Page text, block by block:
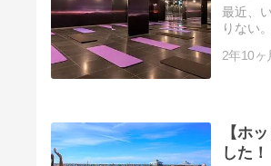
最近、
りない
2年10ヶ
【ホ
した！